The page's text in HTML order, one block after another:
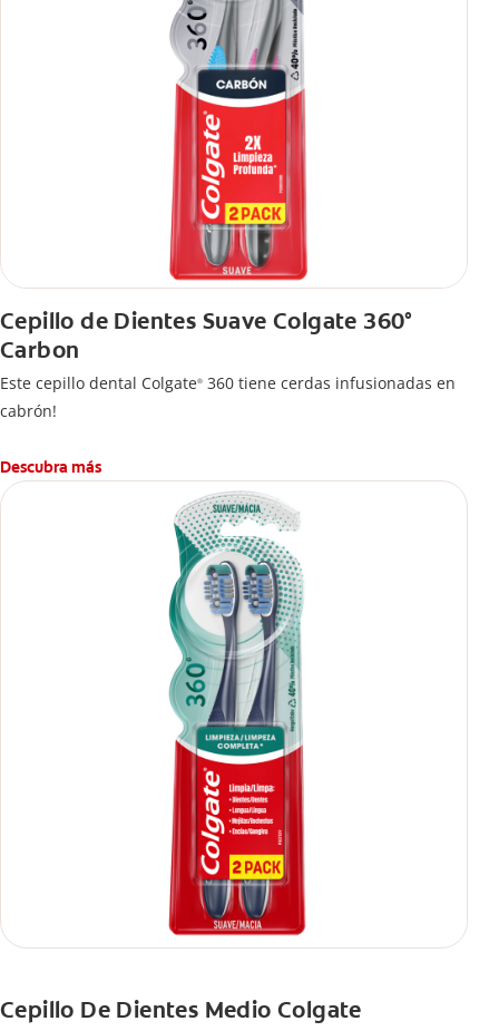
Cepillo de Dientes Suave Colgate 360°
Carbon
Este cepillo dental Colgate® 360 tiene cerdas infusionadas en
cabrón!
Descubra más
Cepillo De Dientes Medio Colgate